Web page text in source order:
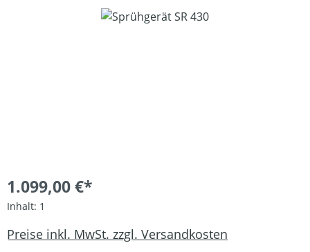
Bildergalerie überspringen
1.099,00 €*
Inhalt: 1
Preise inkl. MwSt. zzgl. Versandkosten